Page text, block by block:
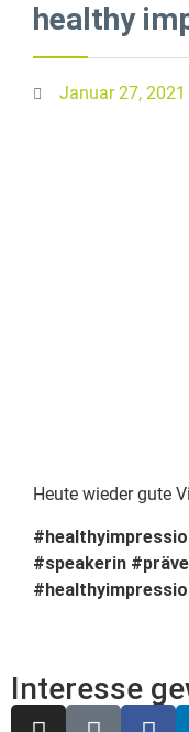
healthy
Januar 27, 2021
Heute wieder gute
#speakerin
Interesse